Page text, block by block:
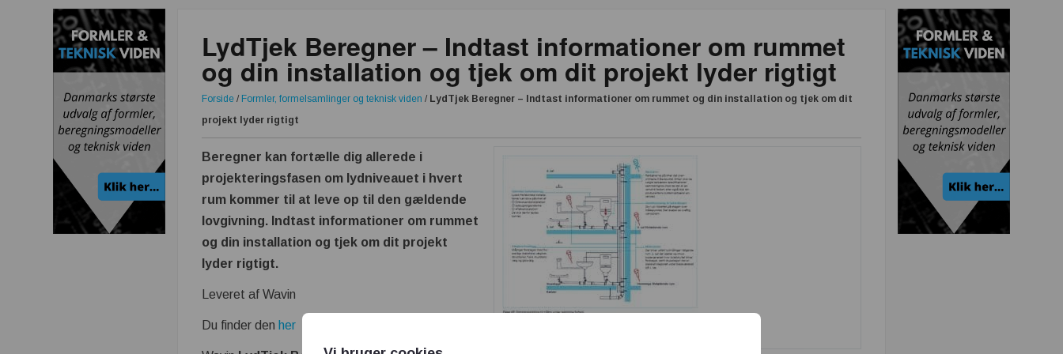
LydTjek Beregner – Indtast informationer om rummet
og din installation og tjek om dit projekt lyder rigtigt
Forside / Formler, formelsamlinger og teknisk viden / LydTjek Beregner – Indtast informationer om rummet og din installation og tjek om dit
projekt lyder rigtigt
Beregner kan fortælle dig allerede i
projekteringsfasen om lydniveauet i hvert
rum kommer til at leve op til den gældende
lovgivning. Indtast informationer om rummet
og din installation og tjek om dit projekt
lyder rigtigt.
Leveret af Wavin
Du finder den her